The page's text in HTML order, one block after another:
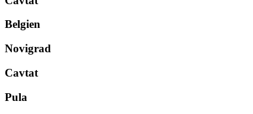
Belgien
Novigrad
Cavtat
Pula